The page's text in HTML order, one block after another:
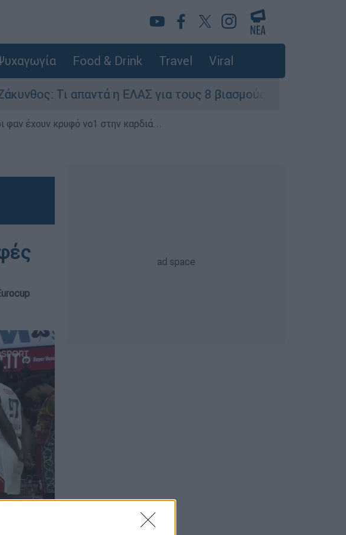
Food & Drink Travel Viral
απαντά η ΕΛΑΣ για τους 8 βιασμούς τουριστριών - «Μόνο 3
φαν έχουν κρυφό νο1 στην καρδιά...